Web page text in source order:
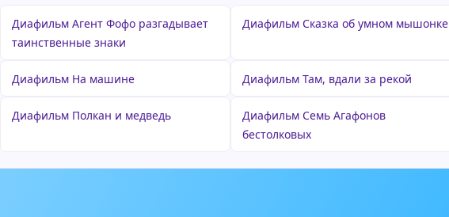
Диафильм Агент Фофо разгадывает
таинственные знаки
Диафильм Сказка об умном мышонке
Диафильм На машине Диафильм Там, вдали за рекой
Диафильм Полкан и медведь
Диафильм Семь Агафонов
бестолковых